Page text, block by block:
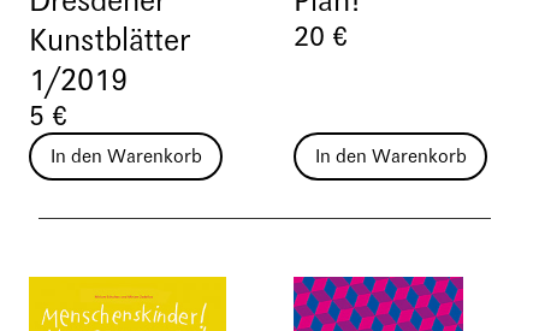
Kunstblätter
1/2019
5 €
In den Warenkorb
20 €
In den Warenkorb